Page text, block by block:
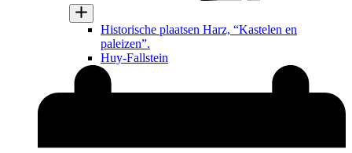
Historische plaatsen Harz, “Kastelen en
paleizen”.
Huy-Fallstein